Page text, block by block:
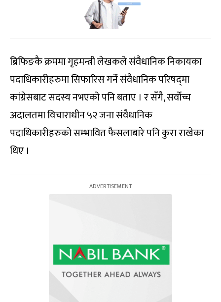
ब्रिफिङकै क्रममा गृहमन्त्री लेखकले संवैधानिक निकायका
पदाधिकारीहरुमा सिफारिस गर्ने संवैधानिक परिषद्‌मा
कांग्रेसबाट सदस्य नभएको पनि बताए । र सँगै, सर्वोच्च
अदालतमा विचाराधीन ५२ जना संवैधानिक
पदाधिकारीहरुको सम्भावित फैसलाबारे पनि कुरा राखेका
थिए ।